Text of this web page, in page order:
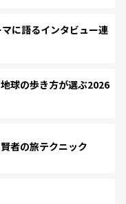
に語るインタビュー連
球の歩き方が選ぶ2026
者の旅テクニック